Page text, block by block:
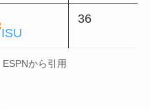
ISU
36
から引用